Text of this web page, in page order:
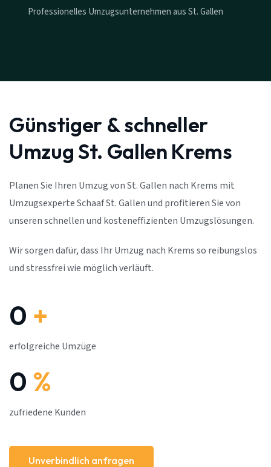
Professionelles Umzugsunternehmen aus St. Gallen
Günstiger & schneller
Umzug St. Gallen Krems
Planen Sie Ihren Umzug von St. Gallen nach Krems mit
Umzugsexperte Schaaf St. Gallen und profitieren Sie von
unseren schnellen und kosteneffizienten Umzugslösungen.
Wir sorgen dafür, dass Ihr Umzug nach Krems so reibungslos
und stressfrei wie möglich verläuft.
0 +
erfolgreiche Umzüge
0 %
zufriedene Kunden
Unverbindlich anfragen